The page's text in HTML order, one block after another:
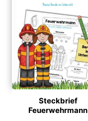
Steckbrief
Feuerwehrmann